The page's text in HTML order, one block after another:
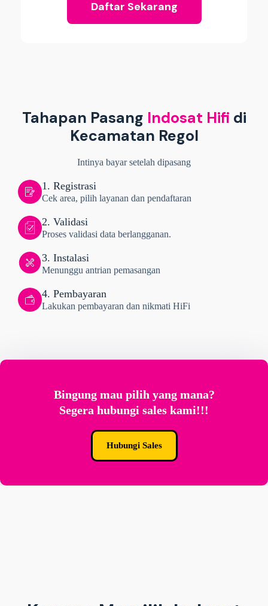
Daftar Sekarang
Tahapan Pasang Indosat Hifi di
Kecamatan Regol
Intinya bayar setelah dipasang
1. Registrasi
Cek area, pilih layanan dan pendaftaran
2. Validasi
Proses validasi data berlangganan.
3. Instalasi
Menunggu antrian pemasangan
4. Pembayaran
Lakukan pembayaran dan nikmati HiFi
Bingung mau pilih yang mana?
Segera hubungi sales kami!!!
Hubungi Sales